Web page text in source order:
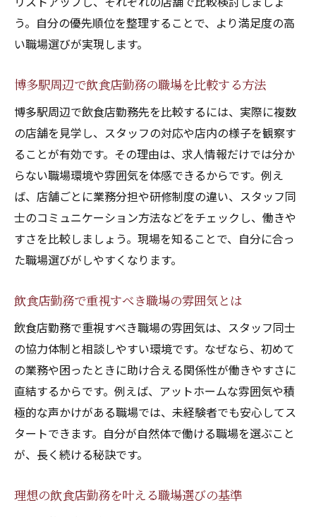
う。自分の優先順位を整理することで、より満足度の高
い職場選びが実現します。
博多駅周辺で飲食店勤務の職場を比較する方法
博多駅周辺で飲食店勤務先を比較するには、実際に複数
の店舗を見学し、スタッフの対応や店内の様子を観察す
ることが有効です。その理由は、求人情報だけでは分か
らない職場環境や雰囲気を体感できるからです。例え
ば、店舗ごとに業務分担や研修制度の違い、スタッフ同
士のコミュニケーション方法などをチェックし、働きや
すさを比較しましょう。現場を知ることで、自分に合っ
た職場選びがしやすくなります。
飲食店勤務で重視すべき職場の雰囲気とは
飲食店勤務で重視すべき職場の雰囲気は、スタッフ同士
の協力体制と相談しやすい環境です。なぜなら、初めて
の業務や困ったときに助け合える関係性が働きやすさに
直結するからです。例えば、アットホームな雰囲気や積
極的な声かけがある職場では、未経験者でも安心してス
タートできます。自分が自然体で働ける職場を選ぶこと
が、長く続ける秘訣です。
理想の飲食店勤務を叶える職場選びの基準